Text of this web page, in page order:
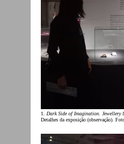
1. Dark Side of Imagination. Jewellery
Detalhes da exposição (observação).